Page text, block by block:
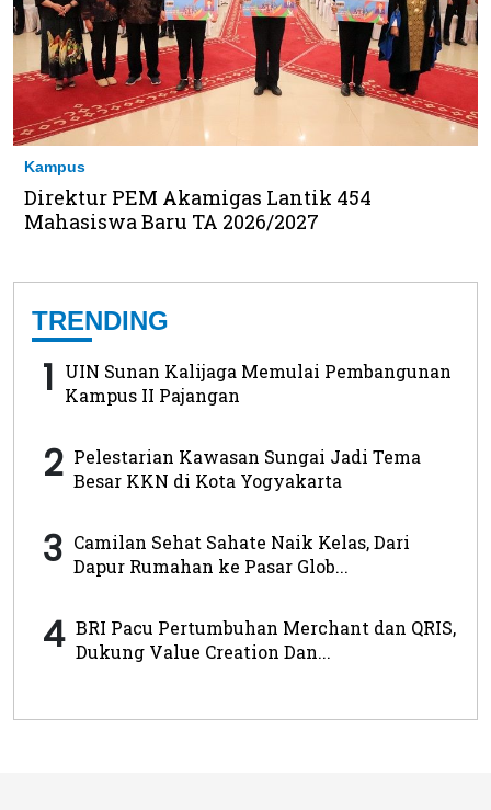
Kampus
Direktur PEM Akamigas Lantik 454
Mahasiswa Baru TA 2026/2027
TRENDING
1 UIN Sunan Kalijaga Memulai Pembangunan
Kampus II Pajangan
2 Pelestarian Kawasan Sungai Jadi Tema
Besar KKN di Kota Yogyakarta
3 Camilan Sehat Sahate Naik Kelas, Dari
Dapur Rumahan ke Pasar Glob...
4 BRI Pacu Pertumbuhan Merchant dan QRIS,
Dukung Value Creation Dan...